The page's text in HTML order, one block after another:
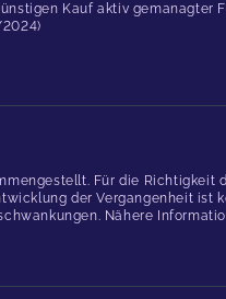
Kauf aktiv gemanagter
Für die
der Vergangenheit
Nähere